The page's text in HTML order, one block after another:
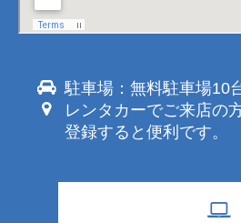
駐車場：無料駐車場10
レンタカーでご来店の
登録すると便利です。